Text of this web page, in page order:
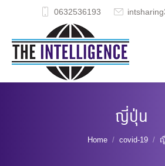
0632536193
ญี่ปุ่น
You are here:
Home covid-19